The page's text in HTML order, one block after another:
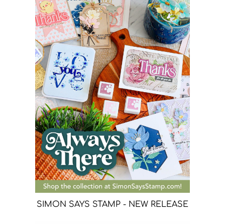
SIMON SAYS STAMP - NEW RELEASE